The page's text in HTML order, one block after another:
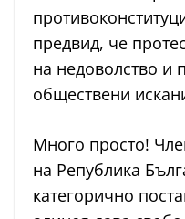
предвид, че
на недоволство и
обществени
Много просто!
на Република
категорично